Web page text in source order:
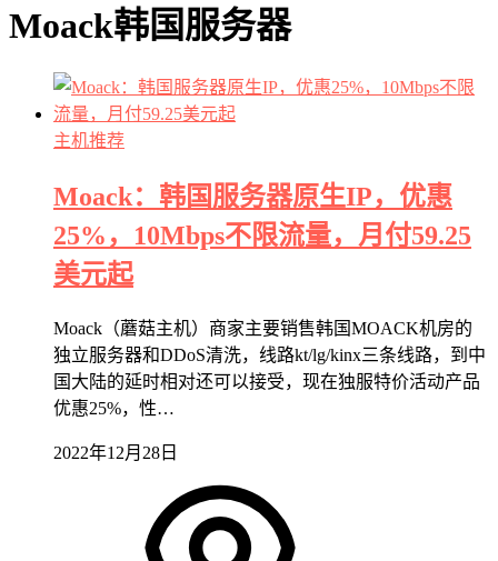
Moack韩国服务器
主机推荐
Moack：韩国服务器原生IP，优惠
25%，10Mbps不限流量，月付59.25
美元起
Moack（蘑菇主机）商家主要销售韩国MOACK机房的
独立服务器和DDoS清洗，线路kt/lg/kinx三条线路，到中
国大陆的延时相对还可以接受，现在独服特价活动产品
优惠25%，性…
2022年12月28日